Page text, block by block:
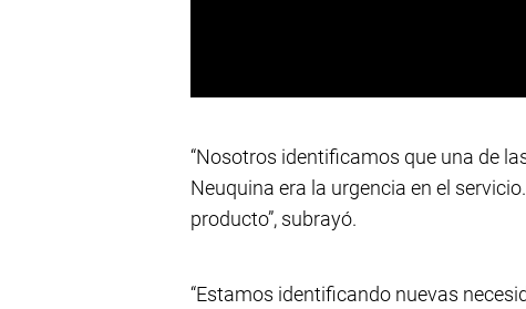
“Nosotros identificamos que una de
Neuquina era la urgencia en el
producto”, subrayó.
“Estamos identificando nuevas